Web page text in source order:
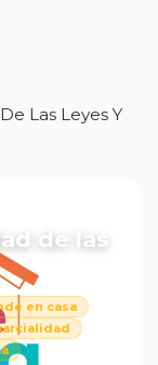
Las Leyes Y
de las
en casa